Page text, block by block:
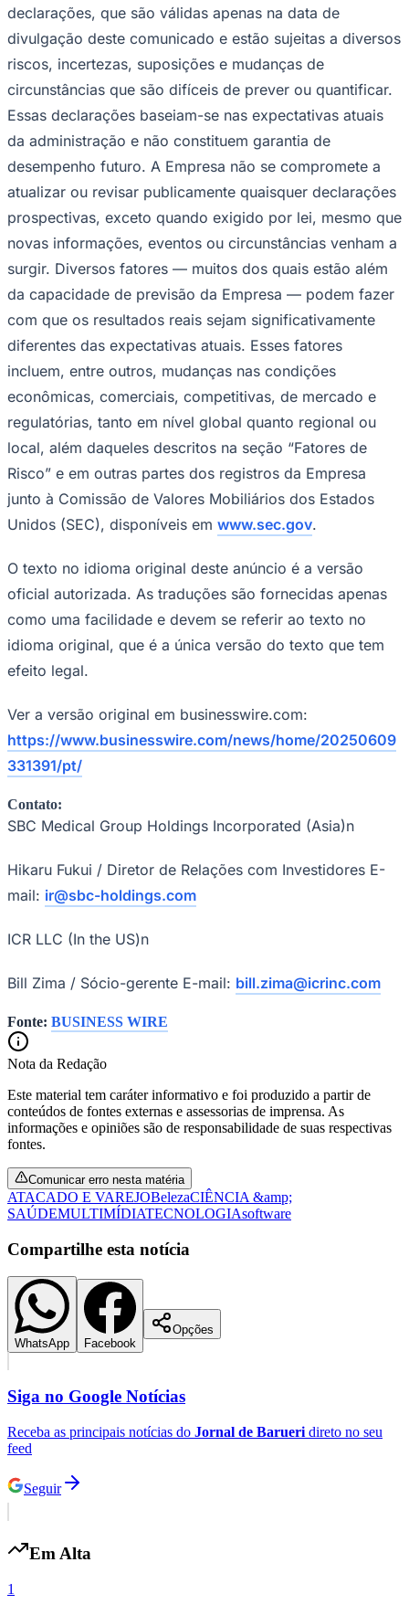
Flamengo
Fluminense
Vasco
declarações, que são válidas apenas na data de
divulgação deste comunicado e estão sujeitas a diversos
riscos, incertezas, suposições e mudanças de
circunstâncias que são difíceis de prever ou quantificar.
Essas declarações baseiam-se nas expectativas atuais
da administração e não constituem garantia de
desempenho futuro. A Empresa não se compromete a
atualizar ou revisar publicamente quaisquer declarações
prospectivas, exceto quando exigido por lei, mesmo que
novas informações, eventos ou circunstâncias venham a
surgir. Diversos fatores — muitos dos quais estão além
da capacidade de previsão da Empresa — podem fazer
com que os resultados reais sejam significativamente
diferentes das expectativas atuais. Esses fatores
incluem, entre outros, mudanças nas condições
econômicas, comerciais, competitivas, de mercado e
regulatórias, tanto em nível global quanto regional ou
local, além daqueles descritos na seção “Fatores de
Risco” e em outras partes dos registros da Empresa
junto à Comissão de Valores Mobiliários dos Estados
Unidos (SEC), disponíveis em www.sec.gov.
O texto no idioma original deste anúncio é a versão
oficial autorizada. As traduções são fornecidas apenas
como uma facilidade e devem se referir ao texto no
idioma original, que é a única versão do texto que tem
efeito legal.
Ver a versão original em businesswire.com:
https://www.businesswire.com/news/home/20250609
331391/pt/
Contato:
SBC Medical Group Holdings Incorporated (Asia)n
Hikaru Fukui / Diretor de Relações com Investidores E-
mail: ir@sbc-holdings.com
ICR LLC (In the US)n
Bill Zima / Sócio-gerente E-mail: bill.zima@icrinc.com
Fonte: BUSINESS WIRE
Nota da Redação
Este material tem caráter informativo e foi produzido a partir de
conteúdos de fontes externas e assessorias de imprensa. As
informações e opiniões são de responsabilidade de suas respectivas
fontes.
Comunicar erro nesta matéria
ATACADO E VAREJOBelezaCIÊNCIA &amp;
SAÚDEMULTIMÍDIATECNOLOGIAsoftware
Compartilhe esta notícia
WhatsApp Facebook
Opções
Siga no Google Notícias
Receba as principais notícias do Jornal de Barueri direto no seu
feed
Seguir
Em Alta
1